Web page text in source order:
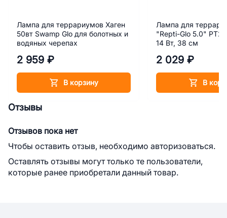
Лампа для террариумов Хаген
50вт Swamp Glo для болотных и
водяных черепах
2 959 ₽
В корзину
Лампа для
"Repti-Glo 5.0"
14 Вт, 38 см
2 029 ₽
В
Отзывы
Отзывов пока нет
Чтобы оставить отзыв, необходимо авторизоваться.
Оставлять отзывы могут только те пользователи,
которые ранее приобретали данный товар.